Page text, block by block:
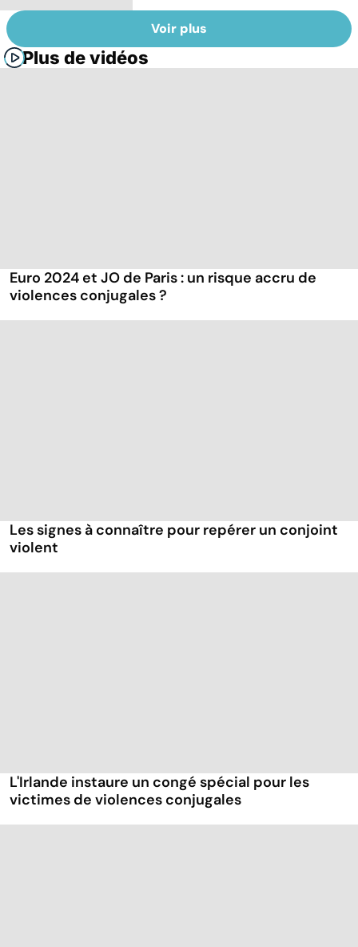
Voir plus
Plus de vidéos
Euro 2024 et JO de Paris : un risque accru de
violences conjugales ?
Les signes à connaître pour repérer un conjoint
violent
L'Irlande instaure un congé spécial pour les
victimes de violences conjugales